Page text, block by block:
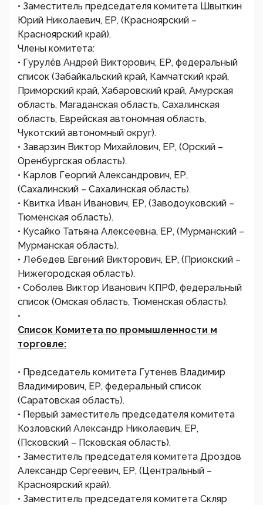
• Заместитель председателя комитета Швыткин
Юрий Николаевич, ЕР, (Красноярский –
Красноярский край).
Члены комитета:
• Гурулёв Андрей Викторович, ЕР, федеральный
список (Забайкальский край, Камчатский край,
Приморский край, Хабаровский край, Амурская
область, Магаданская область, Сахалинская
область, Еврейская автономная область,
Чукотский автономный округ).
• Заварзин Виктор Михайлович, ЕР, (Орский –
Оренбургская область).
• Карлов Георгий Александрович, ЕР,
(Сахалинский – Сахалинская область).
• Квитка Иван Иванович, ЕР, (Заводоуковский –
Тюменская область).
• Кусайко Татьяна Алексеевна, ЕР, (Мурманский –
Мурманская область).
• Лебедев Евгений Викторович, ЕР, (Приокский –
Нижегородская область).
• Соболев Виктор Иванович КПРФ, федеральный
список (Омская область, Тюменская область).
•
Список Комитета по промышленности м
торговле:
• Председатель комитета Гутенев Владимир
Владимирович, ЕР, федеральный список
(Саратовская область).
• Первый заместитель председателя комитета
Козловский Александр Николаевич, ЕР,
(Псковский – Псковская область).
• Заместитель председателя комитета Дроздов
Александр Сергеевич, ЕР, (Центральный –
Красноярский край).
• Заместитель председателя комитета Скляр